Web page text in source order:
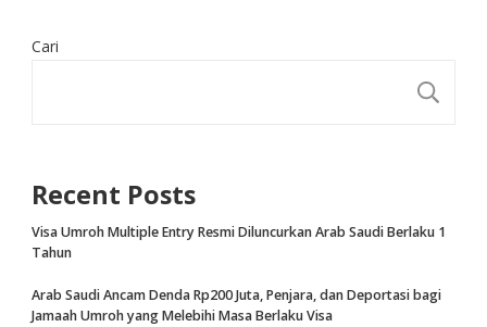
Cari
Recent Posts
Visa Umroh Multiple Entry Resmi Diluncurkan Arab Saudi Berlaku 1
Tahun
Arab Saudi Ancam Denda Rp200 Juta, Penjara, dan Deportasi bagi
Jamaah Umroh yang Melebihi Masa Berlaku Visa